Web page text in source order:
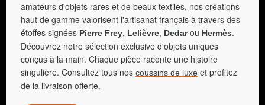
amateurs d'objets rares et de beaux textiles, nos créations
haut de gamme valorisent l'artisanat français à travers des
étoffes signées Pierre Frey, Lelièvre, Dedarou Hermès.
Découvrez notre sélection exclusive d'objets uniques
conçus à la main. Chaque pièce raconte une histoire
singulière. Consultez tous nos coussins de luxe et profitez
de la livraison offerte.